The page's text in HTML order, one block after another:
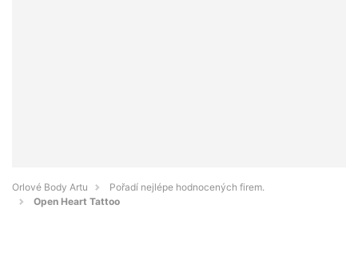
Orlové Body Artu
Pořadí nejlépe hodnocených firem.
Open Heart Tattoo